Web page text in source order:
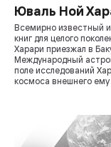
Юваль Ной
Всемирно известный
книг для целого
Харари приезжал в
Международный
поле исследований
космоса внешнего ему